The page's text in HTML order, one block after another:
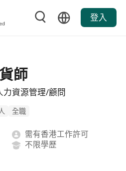
登入
師
力資源管理/顧問
全職
需有香港工作許可
不限學歷